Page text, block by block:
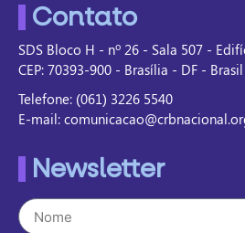
Contato
SDS Bloco H - nº 26 - Sala 507 -
CEP: 70393-900 - Brasília - DF - Brasil
Telefone: (061) 3226 5540
E-mail:
Newsletter